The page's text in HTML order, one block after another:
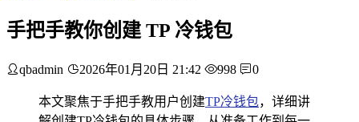
手把手教你创建 TP 冷钱包
qbadmin 2026年01月20日 21:42 998 0
本文聚焦于手把手教用户创建TP冷钱包，详细讲